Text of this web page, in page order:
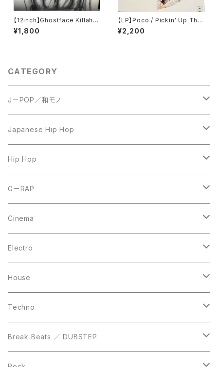
【12inch】Ghostface Killah /
All That I Got Is You
¥1,800
【LP】Poco / Pickin' Up The
Pieces
¥2,200
CATEGORY
JーPOP／和モノ
LP
7inch
CD
12inch
10inch
Casette Tape
Japanese Hip Hop
12inch
LP
Hip Hop
LP
12inch
CD
GーRAP
12inch
LP
Cinema
LP
12inch
DVD
Electro
12inch
LP
House
LP
12inch
Techno
12inch
Break Beats ／ DUBSTEP